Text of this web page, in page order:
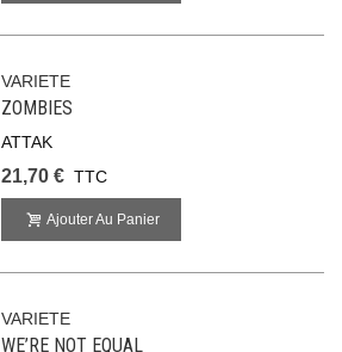
VARIETE
ZOMBIES
ATTAK
21,70 € TTC
Ajouter Au Panier
VARIETE
WE’RE NOT EQUAL